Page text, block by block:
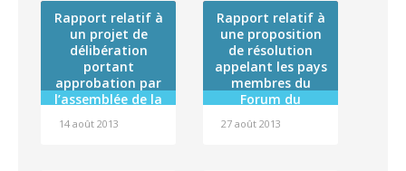
établie entre la
Polynésie
française et
l’Agence de la
biomédecine
Rapport relatif à
un projet de
délibération
portant
approbation par
l’assemblée de la
française de la
14 août 2013
Rapport relatif à
une proposition
de résolution
appelant les pays
membres du
Forum du
action concertée
27 août 2013